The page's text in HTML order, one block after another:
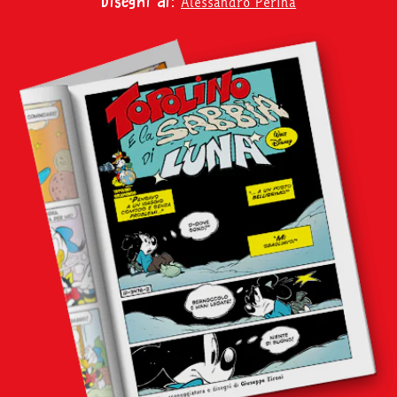
Cerca
abbonati
acquista
Facebook
Instagram
Twitter